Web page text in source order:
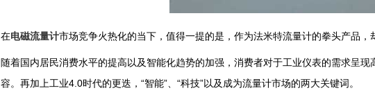
在电磁流量计市场竞争火热化的当下，值得一提的是，作为法米特流量计的拳头产品，
随着国内居民消费水平的提高以及智能化趋势的加强，消费者对于工业仪表的需求呈
容。再加上工业4.0时代的更迭，“智能”、“科技”以及成为流量计市场的两大关键词。